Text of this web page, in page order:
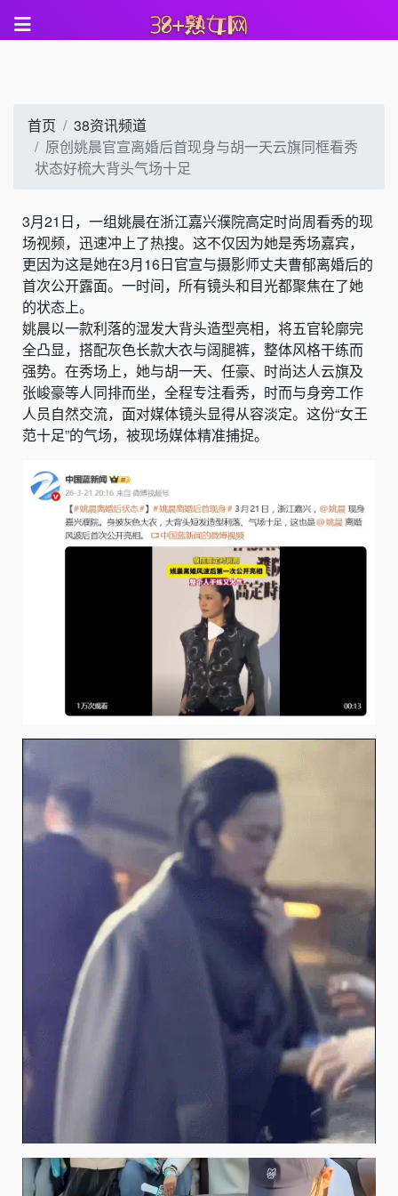
首页
38资讯频道
原创姚晨官宣离婚后首现身与胡一天云旗同框看秀
状态好梳大背头气场十足
3月21日，一组姚晨在浙江嘉兴濮院高定时尚周看秀的现
场视频，迅速冲上了热搜。这不仅因为她是秀场嘉宾，
更因为这是她在3月16日官宣与摄影师丈夫曹郁离婚后的
首次公开露面。一时间，所有镜头和目光都聚焦在了她
的状态上。
姚晨以一款利落的湿发大背头造型亮相，将五官轮廓完
全凸显，搭配灰色长款大衣与阔腿裤，整体风格干练而
强势。在秀场上，她与胡一天、任豪、时尚达人云旗及
张峻豪等人同排而坐，全程专注看秀，时而与身旁工作
人员自然交流，面对媒体镜头显得从容淡定。这份“女王
范十足”的气场，被现场媒体精准捕捉。